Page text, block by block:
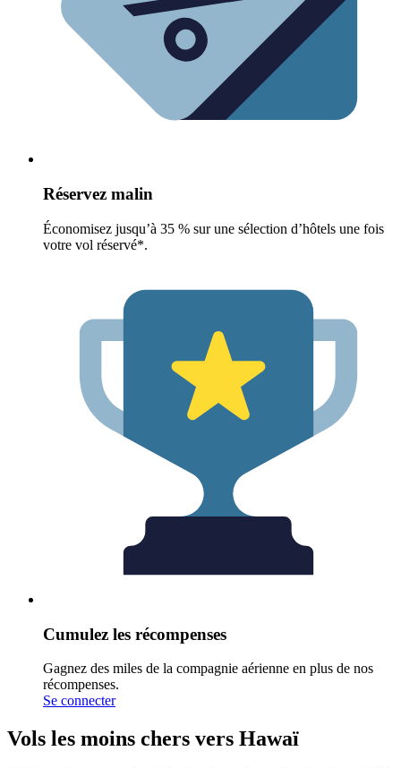
Réservez malin
Économisez jusqu’à 35 % sur une sélection d’hôtels une fois
votre vol réservé*.
Cumulez les récompenses
Gagnez des miles de la compagnie aérienne en plus de nos
récompenses.
Se connecter
Vols les moins chers vers Hawaï